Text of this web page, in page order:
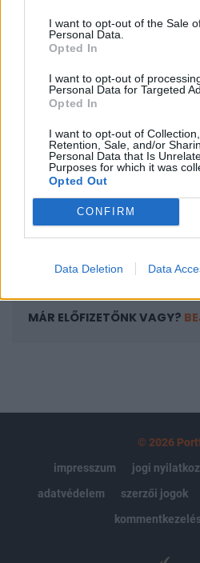
I want to opt-out of the Sale
Personal Data.
Opted In
I want to opt-out of
Personal Data for Targeted
Opted In
I want to opt-out of Collection,
Retention, Sale, and/or
Personal Data that Is
Purposes for which it was
Opted Out
CONFIRM
Data Deletion Data
A keresett cikk a
tartozik, melynek olvasása
regisztrációhoz kötött.
Az előfizetés a következőket
Portfolio.hu teljes
Kötéslisták: BÉT elmúlt 2
kötéslistái
MÁR ELŐFIZETŐNK VAGY?
© 2026
impresszum
jogi
adatvédelem
szerzői jogok